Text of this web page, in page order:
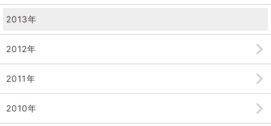
2013年
2012年
2011年
2010年